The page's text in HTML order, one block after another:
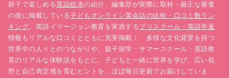
親子で楽しめる英語絵本の紹介、編集部が実際に取材・厳正な審査
の後に掲載している子どもオンライン英会話の比較・口コミ数ラン
キング、英語イマージョン教育を実践するプリスクール・英語学童
情報もリアルな口コミとともに充実掲載！ 多様な文化背景を持つ
世界中の人々とのつながりや、親子留学・サマースクール・英語教
育のリアルな体験談をもとに、子どもと一緒に世界を学び、広い視
野と自己肯定感を育むヒントを、ほぼ毎日更新でお届けしていま